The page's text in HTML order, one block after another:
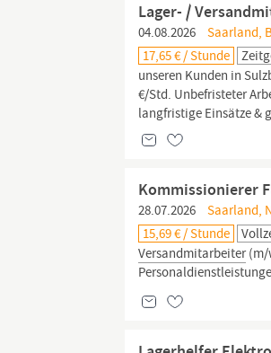
Lager- /
04.08.2026
Saarland,
17,65 € / Stunde
unseren Kunden in
€/Std. Unbefristeter
langfristige Einsätze &
Kommissionierer
28.07.2026
Saarland,
15,69 € / Stunde
Versandmitarbeiter(m/